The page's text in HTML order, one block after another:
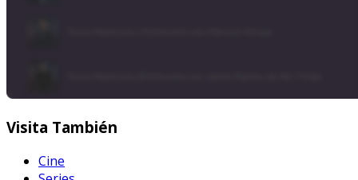
Visita También
Cine